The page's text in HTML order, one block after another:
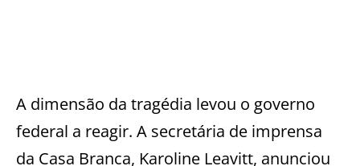
A dimensão da tragédia levou o governo
federal a reagir. A secretária de imprensa
da Casa Branca, Karoline Leavitt, anunciou